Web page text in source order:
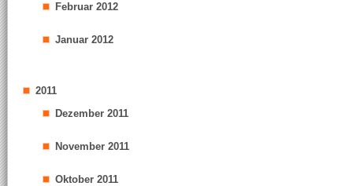
Februar 2012
Januar 2012
2011
Dezember 2011
November 2011
Oktober 2011